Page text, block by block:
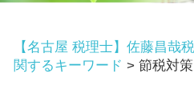
【名古屋 税理士】佐藤昌哉
関するキーワード > 節税対